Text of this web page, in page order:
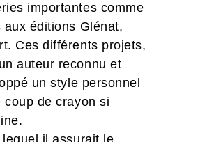
importantes comme
aux éditions Glénat,
Ces différents projets,
auteur reconnu et
un style personnel
de crayon si
il assurait le